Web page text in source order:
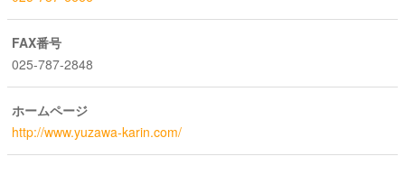
FAX番号
025-787-2848
ホームページ
http://www.yuzawa-karin.com/